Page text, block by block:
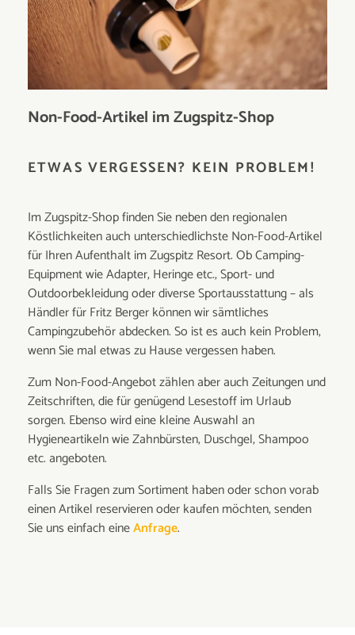
Non-Food-Artikel im Zugspitz-Shop
ETWAS VERGESSEN? KEIN PROBLEM!
Im Zugspitz-Shop finden Sie neben den regionalen
Köstlichkeiten auch unterschiedlichste Non-Food-Artikel
für Ihren Aufenthalt im Zugspitz Resort. Ob Camping-
Equipment wie Adapter,Heringe etc., Sport- und
Outdoorbekleidung oder diverse Sportausstattung – als
Händler für Fritz Berger können wir sämtliches
Campingzubehör abdecken. So ist es auch kein Problem,
wenn Sie mal etwas zu Hause vergessen haben.
Zum Non-Food-Angebot zählen aber auch Zeitungen und
Zeitschriften, die für genügend Lesestoff im Urlaub
sorgen. Ebenso wird eine kleine Auswahl an
Hygieneartikeln wie Zahnbürsten, Duschgel, Shampoo
etc. angeboten.
Falls Sie Fragen zum Sortiment haben oder schon vorab
einen Artikel reservieren oder kaufen möchten, senden
Sie uns einfach eineAnfrage.